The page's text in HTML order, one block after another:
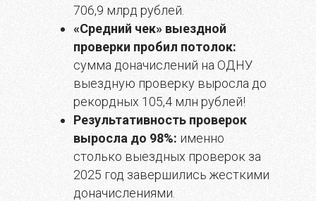
706,9 млрд рублей.
«Средний чек» выездной
проверки пробил потолок:
сумма доначислений на ОДНУ
выездную проверку выросла до
рекордных 105,4 млн рублей!
Результативность проверок
выросла до 98%: именно
столько выездных проверок за
2025 год завершились жесткими
доначислениями.